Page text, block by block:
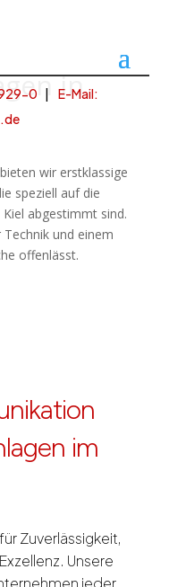
0 | E-Mail:
in
wir erstklassige
speziell auf die
abgestimmt sind.
und einem
offenlässt.
im
Zuverlässigkeit,
Unsere
jeder